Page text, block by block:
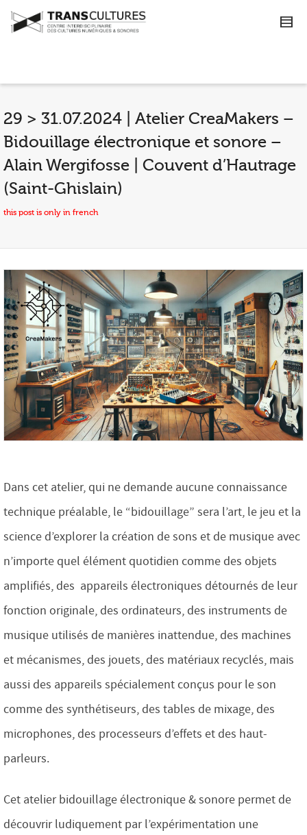
29 > 31.07.2024 | Atelier CreaMakers –
Bidouillage électronique et sonore –
Alain Wergifosse | Couvent d’Hautrage
(Saint-Ghislain)
Dans cet atelier, qui ne demande aucune connaissance
technique préalable, le “bidouillage” sera l’art, le jeu et la
science d’explorer la création de sons et de musique avec
n’importe quel élément quotidien comme des objets
amplifiés, des appareils électroniques détournés de leur
fonction originale, des ordinateurs, des instruments de
musique utilisés de manières inattendue, des machines
et mécanismes, des jouets, des matériaux recyclés, mais
aussi des appareils spécialement conçus pour le son
comme des synthétiseurs, des tables de mixage, des
microphones, des processeurs d’effets et des haut-
parleurs.
Cet atelier bidouillage électronique & sonore permet de
découvrir ludiquement par l’expérimentation une